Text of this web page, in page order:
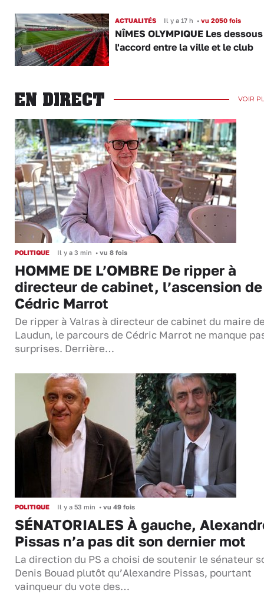
ACTUALITÉS Il y a 17 h •vu 2050 fois
NÎMES OLYMPIQUE Les
l'accord entre la ville et le club
EN DIRECT VOIR
POLITIQUE Il y a 3 min • vu 8 fois
HOMME DE L’OMBRE De ripper à
directeur de cabinet, l’ascension de
Cédric Marrot
De ripper à Valras à directeur de cabinet du maire
Laudun, le parcours de Cédric Marrot ne manque
surprises. Derrière…
POLITIQUE Il y a 53 min • vu 49 fois
SÉNATORIALES À gauche,
Pissas n’a pas dit son dernier mot
La direction du PS a choisi de soutenir le sénateur
Denis Bouad plutôt qu’Alexandre Pissas, pourtant
vainqueur du vote des…